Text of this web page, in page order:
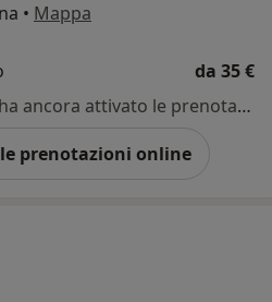
• Mappa
da 35 €
Questo dottore non ha ancora attivato le prenotazioni online presso questo indirizzo.
prenotazioni online